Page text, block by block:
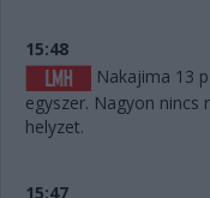
15:48
Nakajima 13
egyszer. Nagyon nincs
helyzet.
15:47